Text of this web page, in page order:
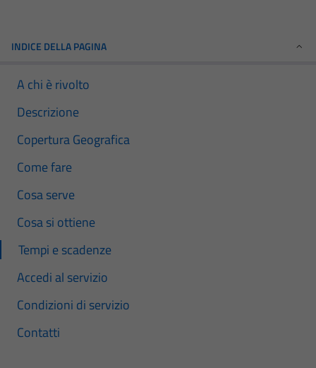
INDICE DELLA PAGINA
A chi è rivolto
Descrizione
Copertura Geografica
Come fare
Cosa serve
Cosa si ottiene
Tempi e scadenze
Accedi al servizio
Condizioni di servizio
Contatti